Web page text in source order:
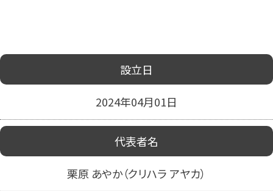
設立日
2024年04月01日
代表者名
栗原 あやか（クリハラ アヤカ）